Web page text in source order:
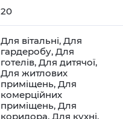
20
Для вітальні, Для
гардеробу, Для
готелів, Для дитячої,
Для житлових
приміщень, Для
комерційних
приміщень, Для
коридора, Для кухні,